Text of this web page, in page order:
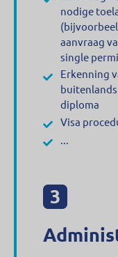
nodige
aanvraag
single
Erkenning
buitenlands
diploma
Visa